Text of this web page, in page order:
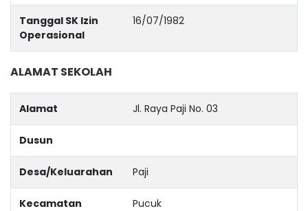
Tanggal SK Izin
Operasional
16/07/1982
ALAMAT SEKOLAH
Alamat Jl. Raya Paji No. 03
Dusun
Desa/Keluarahan Paji
Kecamatan Pucuk